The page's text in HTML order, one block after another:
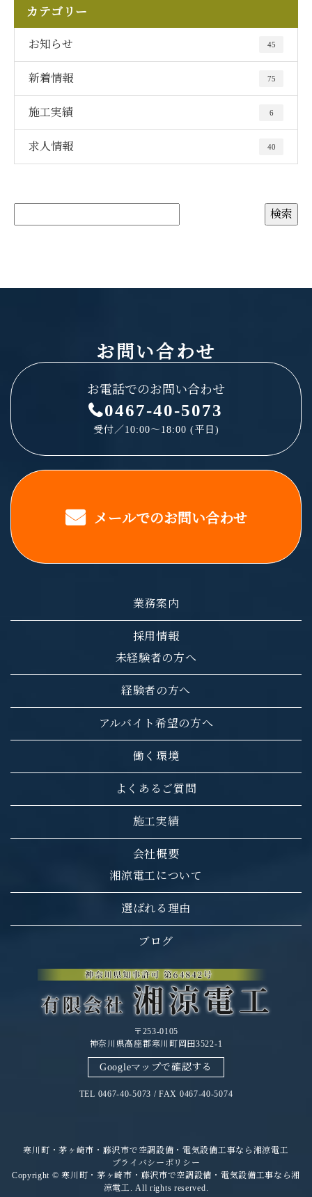
カテゴリー
お知らせ 45
新着情報 75
施工実績 6
求人情報 40
お問い合わせ
お電話でのお問い合わせ
0467-40-5073
受付／10:00～18:00 (平日)
メールでのお問い合わせ
業務案内
採用情報
未経験者の方へ
経験者の方へ
アルバイト希望の方へ
働く環境
よくあるご質問
施工実績
会社概要
湘涼電工について
選ばれる理由
ブログ
〒253-0105
神奈川県高座郡寒川町岡田3522-1
Googleマップで確認する
TEL 0467-40-5073 / FAX 0467-40-5074
寒川町・茅ヶ崎市・藤沢市で空調設備・電気設備工事なら湘涼電工
プライバシーポリシー
Copyright © 寒川町・茅ヶ崎市・藤沢市で空調設備・電気設備工事なら湘
涼電工. All rights reserved.